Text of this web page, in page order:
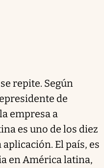
repite. Según
de
empresa a
es uno de los diez
El país, es
en América latina,